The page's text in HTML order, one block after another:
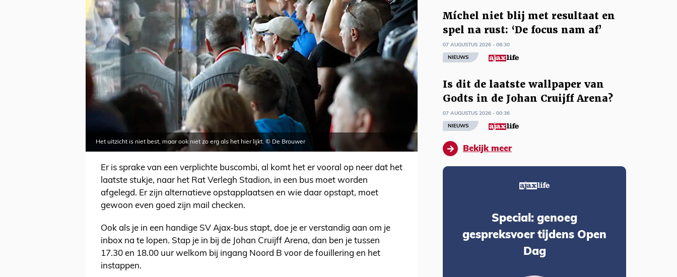
Het uitzicht is niet best, maar ook niet zo erg als het hier lijkt. © De Brouwer
Er is sprake van een verplichte buscombi, al komt het er vooral op neer dat het
laatste stukje, naar het Rat Verlegh Stadion, in een bus moet worden
afgelegd. Er zijn alternatieve opstapplaatsen en wie daar opstapt, moet
gewoon even goed zijn mail checken.
Ook als je in een handige SV Ajax-bus stapt, doe je er verstandig aan om je
inbox na te lopen. Stap je in bij de Johan Cruijff Arena, dan ben je tussen
17.30 en 18.00 uur welkom bij ingang Noord B voor de fouillering en het
instappen.
Míchel niet blij met resultaat en
spel na rust: ‘De focus nam af’
07 AUGUSTUS 2026 - 08:30
NIEUWS
Is dit de laatste wallpaper van
Godts in de Johan Cruijff Arena?
07 AUGUSTUS 2026 - 00:36
NIEUWS
Bekijk meer
Special: genoeg
gespreksvoer tijdens Open
Dag